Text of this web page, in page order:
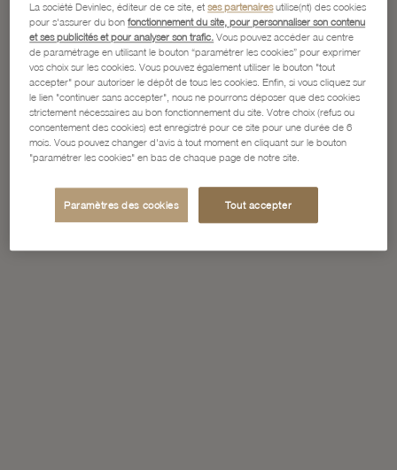
La société Devinlec, éditeur de ce site, etses partenairesutilise(nt) des cookies
pour s'assurer du bonfonctionnement du site, pour personnaliser son contenu
et ses publicités et pour analyser son trafic. Vous pouvez accéder au centre
de paramétrage en utilisant le bouton “paramétrer les cookies” pour exprimer
vos choix sur les cookies. Vous pouvez également utiliser le bouton "tout
accepter" pour autoriser le dépôt de tous les cookies. Enfin, si vous cliquez sur
le lien "continuer sans accepter", nous ne pourrons déposer que des cookies
strictement nécessaires au bon fonctionnement du site. Votre choix (refus ou
consentement des cookies) est enregistré pour ce site pour une durée de 6
mois. Vous pouvez changer d'avis à tout moment en cliquant sur le bouton
"paramétrer les cookies" en bas de chaque page de notre site.
Paramètres des cookies Tout accepter